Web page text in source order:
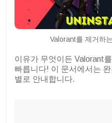
Valorant를 제거하
이유가 무엇이든 Valorant
빠릅니다! 이 문서에서는
별로 안내합니다.